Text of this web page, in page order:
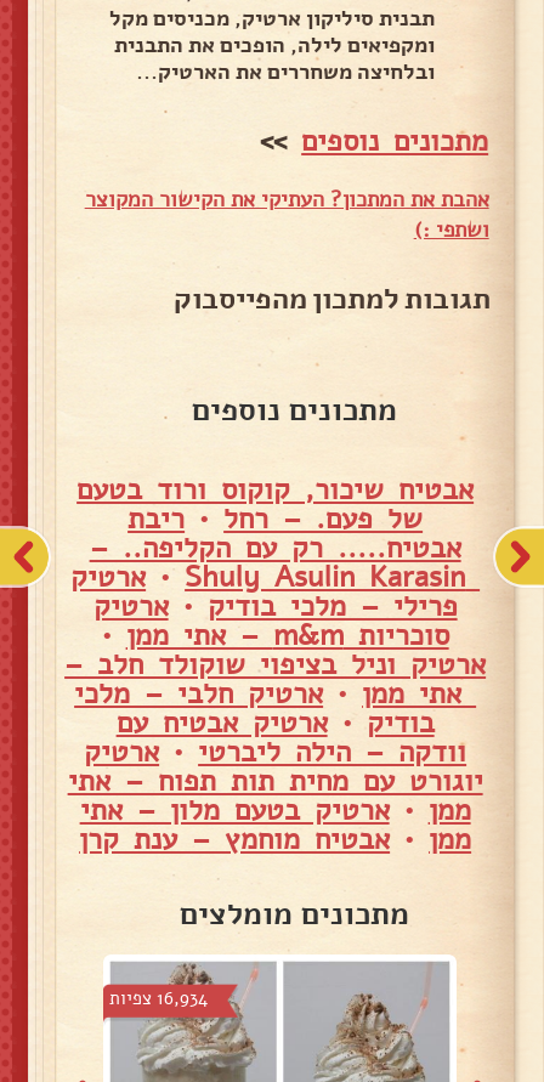
תבנית סיליקון ארטיק, מכניסים מקל
ומקפיאים לילה, הופכים את התבנית
ובלחיצה משחררים את הארטיק...
מתכונים נוספים >>
אהבת את המתכון? העתיקי את הקישור המקוצר
ושתפי :)
תגובות למתכון מהפייסבוק
מתכונים נוספים
אבטיח שיכור, קוקוס ורוד בטעם
של פעם. – רחל • ריבת
אבטיח..... רק עם הקליפה.. –
•ארטיק
פרילי – מלכי בודיק •ארטיק
סוכריות m&m – אתי ממן •
ארטיק וניל בציפוי שוקולד חלב –
אתי ממן •ארטיק חלבי – מלכי
בודיק •ארטיק אבטיח עם
וודקה – הילה ליברטי •ארטיק
יוגורט עם מחית תות תפוח – אתי
ממן •ארטיק בטעם מלון – אתי
ממן •אבטיח מוחמץ – ענת קרן
מתכונים מומלצים
16,934 צפיות